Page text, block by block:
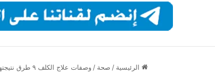
الرئيسية / صحة / وصفات علاج الكلف ٩ طرق نتيجتها بعد أول استخدام